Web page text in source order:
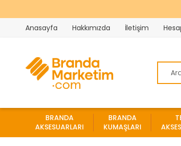
Anasayfa Hakkımızda İletişim
BRANDA
AKSESUARLARI
BRANDA
KUMAŞLARI